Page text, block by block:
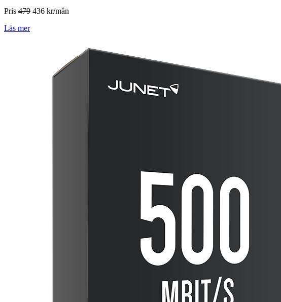
Pris 479 436 kr/mån
Läs mer